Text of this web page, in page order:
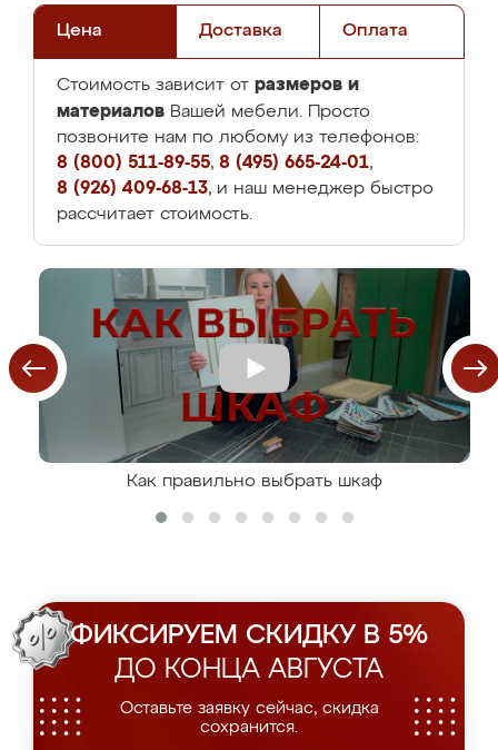
Цена Доставка Оплата
Стоимость зависит от размеров и
материалов Вашей мебели. Просто
позвоните нам по любому из телефонов:
8 (800) 511-89-55, 8 (495) 665-24-01,
8 (926) 409-68-13, и наш менеджер быстро
рассчитает стоимость.
Как правильно выбрать шкаф
ФИКСИРУЕМ СКИДКУ В 5%
ДО КОНЦА АВГУСТА
Оставьте заявку сейчас, скидка
сохранится.